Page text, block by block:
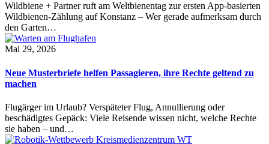
Wildbiene + Partner ruft am Weltbienentag zur ersten App-basierten
Wildbienen-Zählung auf Konstanz – Wer gerade aufmerksam durch
den Garten…
Mai 29, 2026
Neue Musterbriefe helfen Passagieren, ihre Rechte geltend zu
machen
Flugärger im Urlaub? Verspäteter Flug, Annullierung oder
beschädigtes Gepäck: Viele Reisende wissen nicht, welche Rechte
sie haben – und…